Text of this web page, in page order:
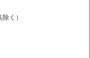
除く）